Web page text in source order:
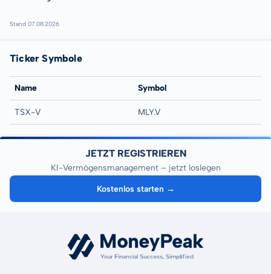
Stand 07.08.2026
Ticker Symbole
Name Symbol
TSX-V MLY.V
JETZT REGISTRIEREN
KI-Vermögensmanagement – jetzt loslegen
Kostenlos starten →